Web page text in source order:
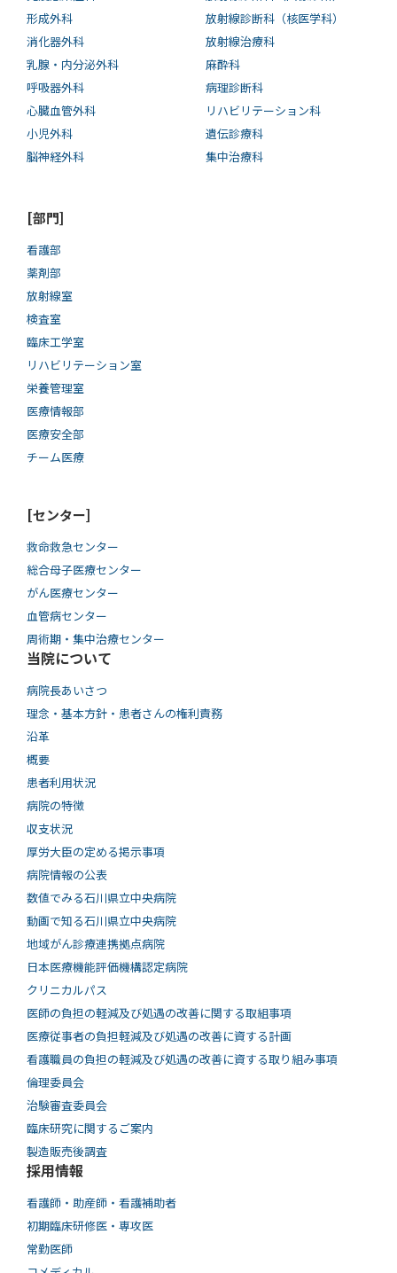
形成外科
消化器外科
乳腺・内分泌外科
呼吸器外科
心臓血管外科
小児外科
脳神経外科
放射線診断科（核医学科）
放射線治療科
麻酔科
病理診断科
リハビリテーション科
遺伝診療科
集中治療科
[部門]
看護部
薬剤部
放射線室
検査室
臨床工学室
リハビリテーション室
栄養管理室
医療情報部
医療安全部
チーム医療
[センター]
救命救急センター
総合母子医療センター
がん医療センター
血管病センター
周術期・集中治療センター
当院について
病院長あいさつ
理念・基本方針・患者さんの権利責務
沿革
概要
患者利用状況
病院の特徴
収支状況
厚労大臣の定める掲示事項
病院情報の公表
数値でみる石川県立中央病院
動画で知る⽯川県⽴中央病院
地域がん診療連携拠点病院
日本医療機能評価機構認定病院
クリニカルパス
医師の負担の軽減及び処遇の改善に関する取組事項
医療従事者の負担軽減及び処遇の改善に資する計画
看護職員の負担の軽減及び処遇の改善に資する取り組み事項
倫理委員会
治験審査委員会
臨床研究に関するご案内
製造販売後調査
採用情報
看護師・助産師・看護補助者
初期臨床研修医・専攻医
常勤医師